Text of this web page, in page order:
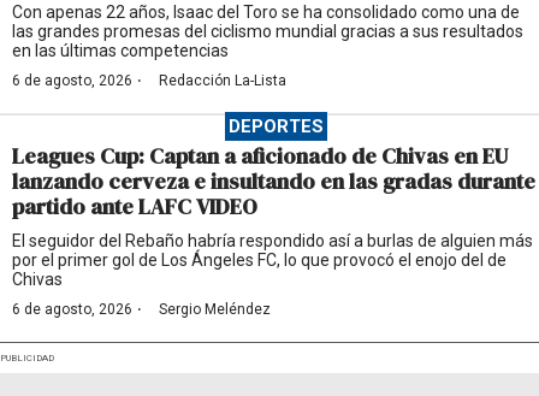
Con apenas 22 años, Isaac del Toro se ha consolidado como una de
las grandes promesas del ciclismo mundial gracias a sus resultados
en las últimas competencias
6 de agosto, 2026 · Redacción La-Lista
DEPORTES
Leagues Cup: Captan a aficionado de Chivas en EU
lanzando cerveza e insultando en las gradas durante
partido ante LAFC VIDEO
El seguidor del Rebaño habría respondido así a burlas de alguien más
por el primer gol de Los Ángeles FC, lo que provocó el enojo del de
Chivas
6 de agosto, 2026 · Sergio Meléndez
PUBLICIDAD